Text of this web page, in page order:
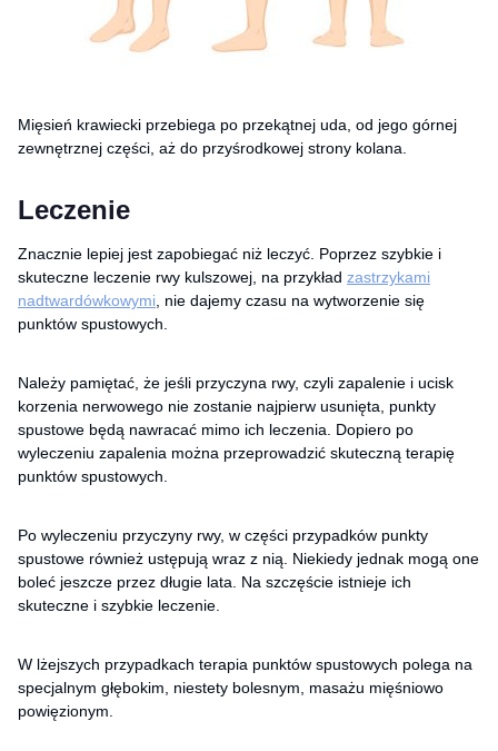
Mięsień krawiecki przebiega po przekątnej uda, od jego górnej
zewnętrznej części, aż do przyśrodkowej strony kolana.
Leczenie
Znacznie lepiej jest zapobiegać niż leczyć. Poprzez szybkie i
skuteczne leczenie rwy kulszowej, na przykład zastrzykami
nadtwardówkowymi , nie dajemy czasu na wytworzenie się
punktów spustowych.
Należy pamiętać, że jeśli przyczyna rwy, czyli zapalenie i ucisk
korzenia nerwowego nie zostanie najpierw usunięta, punkty
spustowe będą nawracać mimo ich leczenia. Dopiero po
wyleczeniu zapalenia można przeprowadzić skuteczną terapię
punktów spustowych.
Po wyleczeniu przyczyny rwy, w części przypadków punkty
spustowe również ustępują wraz z nią. Niekiedy jednak mogą one
boleć jeszcze przez długie lata. Na szczęście istnieje ich
skuteczne i szybkie leczenie.
W lżejszych przypadkach terapia punktów spustowych polega na
specjalnym głębokim, niestety bolesnym, masażu mięśniowo
powięzionym.